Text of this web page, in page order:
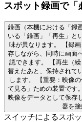
スポット録画で「
録画 （本機における「
いる「録画」「再生」と
味が異なります。 【録画（追いかけ再生）】 最新の映像を一時的に保
存しながら、同時に画面
認できます。 【再生（繰り返し表示）】 「録画」から「再生」に切り
替えたあと、保持されて
します。 【重要：映像の保存について】 本機は「一時的にさかのぼっ
て見る」ための装置です
映像をデータとして保存
器を接
スイッチによるスポッ